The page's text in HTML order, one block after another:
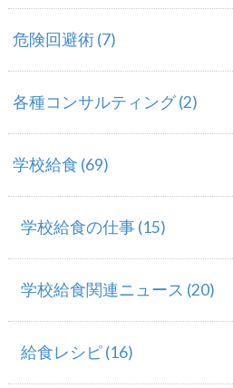
危険回避術(7)
各種コンサルティング(2)
学校給食 (69)
学校給食の仕事(15)
学校給食関連ニュース (20)
給食レシピ(16)